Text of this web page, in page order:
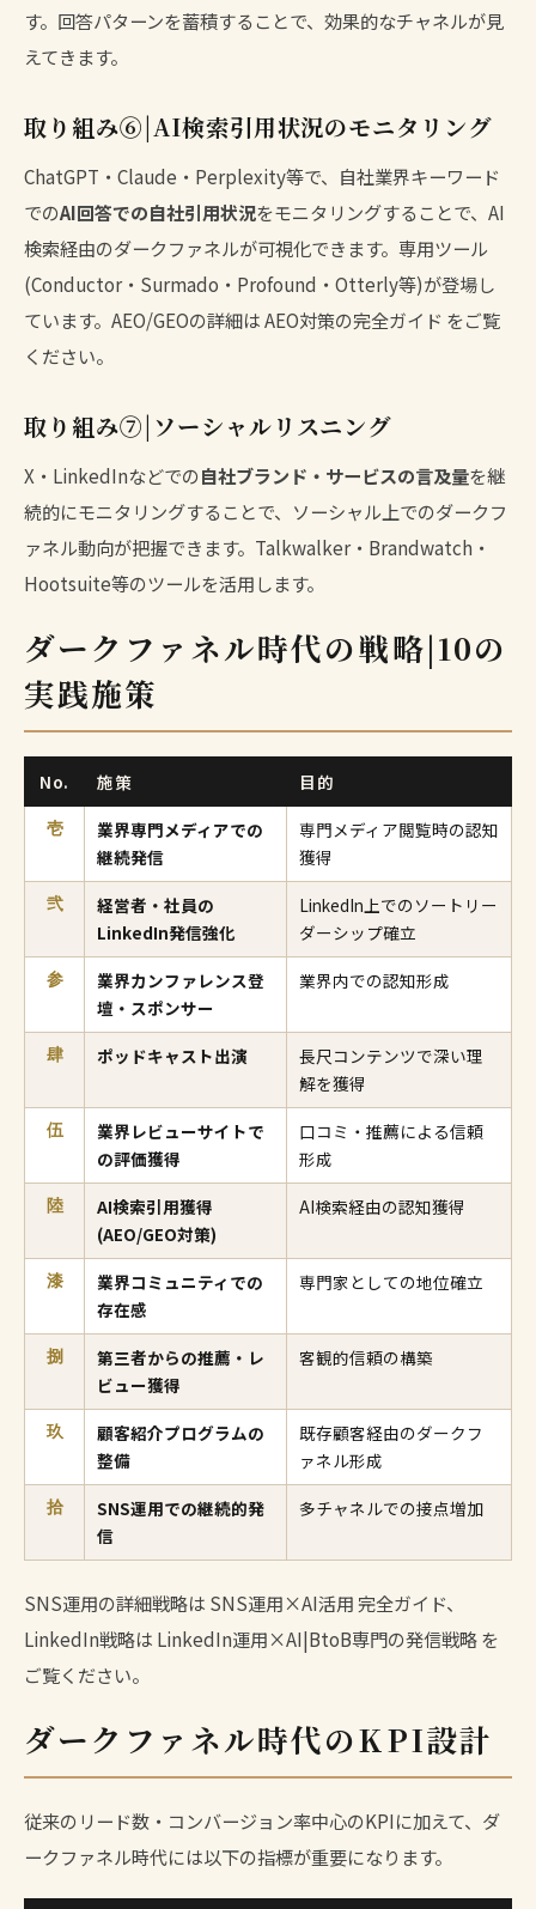
す。回答パターンを蓄積することで、効果的なチャネルが見
えてきます。
取り組み⑥|AI検索引用状況のモニタリング
ChatGPT・Claude・Perplexity等で、自社業界キーワード
でのAI回答での自社引用状況をモニタリングすることで、AI
検索経由のダークファネルが可視化できます。専用ツール
(Conductor・Surmado・Profound・Otterly等)が登場し
ています。AEO/GEOの詳細はAEO対策の完全ガイド をご覧
ください。
取り組み⑦|ソーシャルリスニング
X・LinkedInなどでの自社ブランド・サービスの言及量を継
続的にモニタリングすることで、ソーシャル上でのダークフ
ァネル動向が把握できます。Talkwalker・Brandwatch・
Hootsuite等のツールを活用します。
ダークファネル時代の戦略|10の
実践施策
No. 施策 目的
壱
業界専門メディアでの
継続発信
専門メディア閲覧時の認知
獲得
弐
経営者・社員の
LinkedIn発信強化
LinkedIn上でのソートリー
ダーシップ確立
参
業界カンファレンス登
壇・スポンサー
業界内での認知形成
肆 ポッドキャスト出演
長尺コンテンツで深い理
解を獲得
伍
業界レビューサイトで
の評価獲得
口コミ・推薦による信頼
形成
陸
AI検索引用獲得
(AEO/GEO対策)
AI検索経由の認知獲得
漆
業界コミュニティでの
存在感
専門家としての地位確立
捌
第三者からの推薦・レ
ビュー獲得
客観的信頼の構築
玖
顧客紹介プログラムの
整備
既存顧客経由のダークフ
ァネル形成
拾
SNS運用での継続的発
信
多チャネルでの接点増加
SNS運用の詳細戦略は SNS運用×AI活用 完全ガイド、
LinkedIn戦略は LinkedIn運用×AI|BtoB専門の発信戦略を
ご覧ください。
ダークファネル時代のKPI設計
従来のリード数・コンバージョン率中心のKPIに加えて、ダ
ークファネル時代には以下の指標が重要になります。